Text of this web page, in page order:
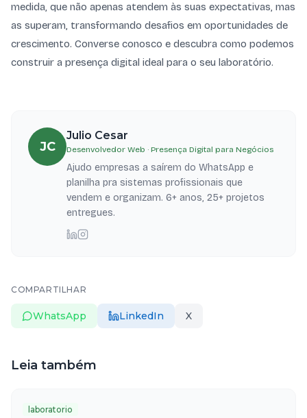
medida, que não apenas atendem às suas expectativas, mas
as superam, transformando desafios em oportunidades de
crescimento. Converse conosco e descubra como podemos
construir a presença digital ideal para o seu laboratório.
JC
Julio Cesar
Desenvolvedor Web · Presença Digital para Negócios
Ajudo empresas a saírem do WhatsApp e
planilha pra sistemas profissionais que
vendem e organizam. 6+ anos, 25+ projetos
entregues.
COMPARTILHAR
WhatsApp LinkedIn X
Leia também
laboratorio